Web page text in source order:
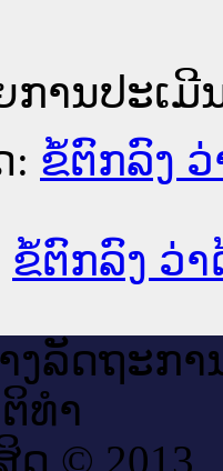
ການປະເ
: ຂໍ້ຕົກລົງ
ຂໍ້ຕົກລົງ ວ່
ລັດ​ຖະ​ກາ
ທຳ
© 2013